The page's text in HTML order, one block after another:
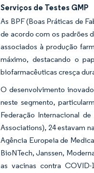
Serviços de Testes GMP
As BPF (Boas Práticas de
de acordo com os padrões
associados à produção
máximo, destacando o
biofarmacêuticas cresça
O desenvolvimento
neste segmento,
Federação Internacional
Associations), 24 estavam
Agência Europeia de
BioNTech, Janssen,
as vacinas contra